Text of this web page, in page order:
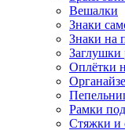
Вешалки
Знаки
Знаки на
Заглушки
Оплётки
Рамки
Стяжки и